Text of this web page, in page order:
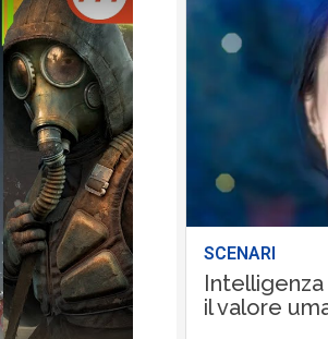
SCENARI
il valore